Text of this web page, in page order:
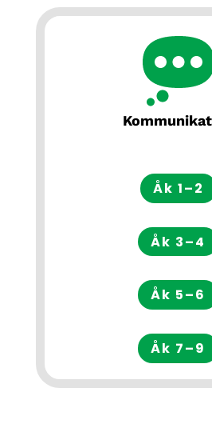
Åk 1–2
Åk 3–4
Åk 5–6
Åk 7–9